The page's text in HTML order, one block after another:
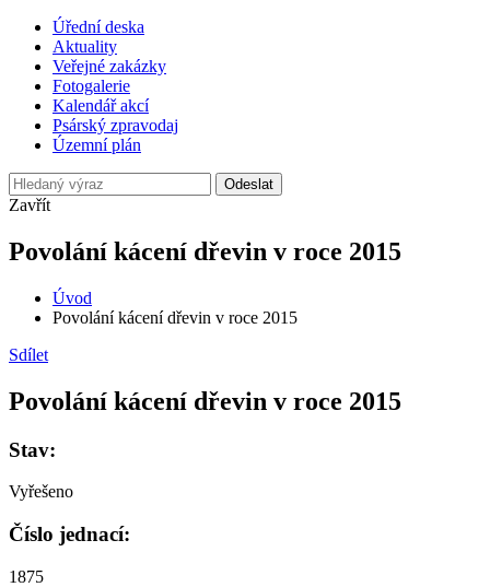
Úřední deska
Aktuality
Veřejné zakázky
Fotogalerie
Kalendář akcí
Psárský zpravodaj
Územní plán
Odeslat
Zavřít
Povolání kácení dřevin v roce 2015
Úvod
Povolání kácení dřevin v roce 2015
Sdílet
Povolání kácení dřevin v roce 2015
Stav:
Vyřešeno
Číslo jednací:
1875